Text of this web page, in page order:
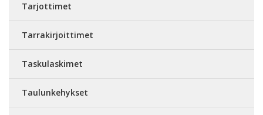
Tarjottimet
Tarrakirjoittimet
Taskulaskimet
Taulunkehykset